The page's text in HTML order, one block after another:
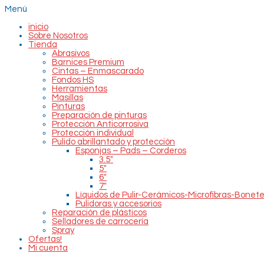
Ir
contenido
Menú
inicio
Sobre Nosotros
Tienda
Abrasivos
Barnices Premium
Cintas – Enmascarado
Fondos HS
Herramientas
Masillas
Pinturas
Preparación de pinturas
Protección Anticorrosiva
Protección individual
Pulido abrillantado y protección
Esponjas – Pads – Corderos
3.5″
5″
6″
7″
Líquidos de Pulir-Cerámicos-Microfibras-
Pulidoras y accesorios
Reparación de plásticos
Selladores de carrocería
Spray
Ofertas!
Mi cuenta